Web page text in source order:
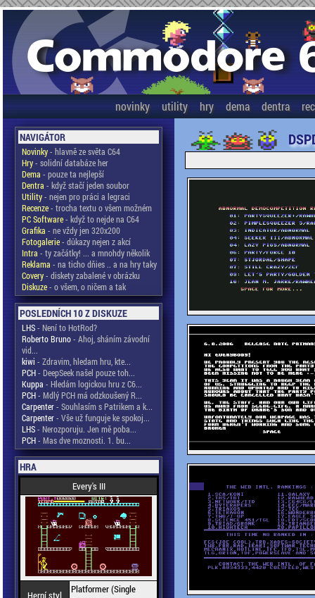
novinky utility hry dema dentra
NAVIGÁTOR
Novinky- hlavně ze světa C64
Hry- solidní databáze her
Dema - pouze ta nejlepší
Dentra - když stačí jeden soubor
Utility- nejen pro práci a legraci
Recenze- trocha textu o všem možném
PC Software- když to nejde na C64
Grafika - ne vždy jen 320x200
Fotogalerie- důkazy nejen z akcí
Intra - ty začátky! ... a mnohdy několik
Reklama - na ticho dňies .. a na hry taky
Covery- diskety zabalené v obrázku
Diskuze- o všem, o ničem a tak
POSLEDNÍCH 10 Z DISKUZE
LHS- Není to HotRod?
Roberto Bruno- Ahoj, sháním závodní
vid...
kiwi - Zdravim, hledam hru, kte...
PCH- DeepSeek našel pouze toh...
Kuppa - Hledám logickou hru z C6...
PCH- Mdlý PCH má odzkoušený R...
Carpenter- Souhlasím s Patrikem a k...
Carpenter- Vše už funguje ke spokoj...
LHS- Nerozporuju. Jen mě poba...
PCH- Mas dve moznosti. 1. bu...
HRA
Every's III
Herní styl
Platformer (Single